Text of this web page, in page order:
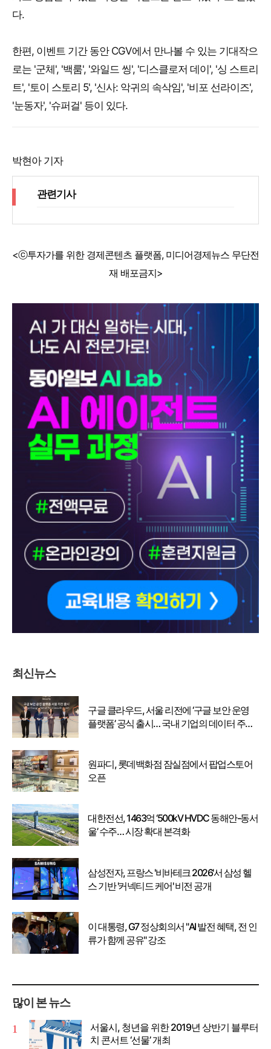
다.
한편, 이벤트 기간 동안 CGV에서 만나볼 수 있는 기대작으
로는 '군체', '백룸', '와일드 씽', '디스클로저 데이', '싱 스트리
트', '토이 스토리 5', '신사: 악귀의 속삭임', '비포 선라이즈',
'눈동자', '슈퍼걸' 등이 있다.
박현아 기자
관련기사
<ⓒ투자가를 위한 경제콘텐츠 플랫폼, 미디어경제뉴스 무단전
재 배포금지>
최신뉴스
구글 클라우드, 서울 리전에 ‘구글 보안 운영
플랫폼’ 공식 출시… 국내 기업의 데이터 주권
원파디, 롯데백화점 잠실점에서 팝업스토어
오픈
대한전선, 1463억 ‘500kV HVDC 동해안-동서
울’ 수주… 시장 확대 본격화
삼성전자, 프랑스 '비바테크 2026'서 삼성 헬
스 기반 '커넥티드 케어' 비전 공개
이 대통령, G7 정상회의서 "AI 발전 혜택, 전 인
류가 함께 공유" 강조
많이 본 뉴스
서울시, 청년을 위한 2019년 상반기 블루터
치 콘서트 ‘선물’ 개최